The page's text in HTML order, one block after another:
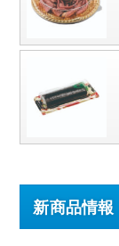
新商品情報